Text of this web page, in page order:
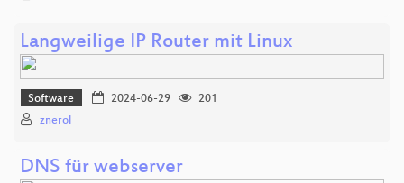
Langweilige IP Router mit Linux
Software 2024-06-29
201
znerol
DNS für webserver